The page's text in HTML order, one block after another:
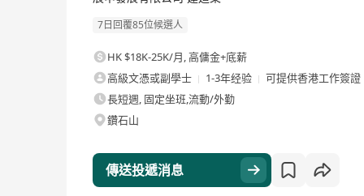
7日回覆85位候選人
HK $18K-25K/月,高傭金+底薪
高級文憑或副學士
1-3年经验
可提供香港工作簽證
長短週, 固定坐班,流動/外勤
鑽石山
傳送投遞消息